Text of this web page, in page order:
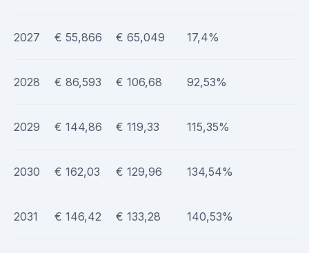
2027 € 55,866 € 65,049 17,4%
2028 € 86,593 € 106,68 92,53%
2029 € 144,86 € 119,33 115,35%
2030 € 162,03 € 129,96 134,54%
2031 € 146,42 € 133,28 140,53%